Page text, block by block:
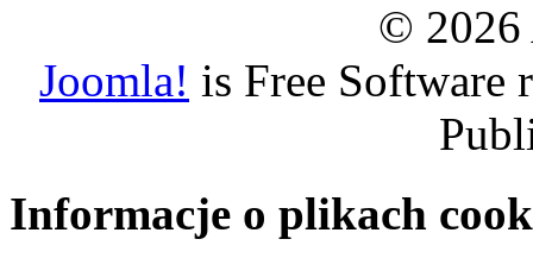
© 2026
Joomla! is Free Software
Informacje o plikach